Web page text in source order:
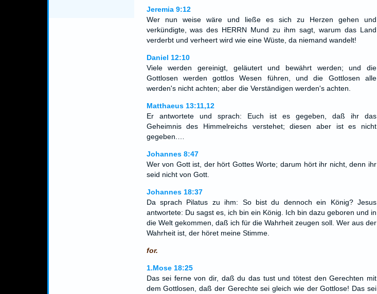
Jeremia 9:12
Wer nun weise wäre und ließe es sich zu Herzen gehen und
verkündigte, was des HERRN Mund zu ihm sagt, warum das Land
verderbt und verheert wird wie eine Wüste, da niemand wandelt!
Daniel 12:10
Viele werden gereinigt, geläutert und bewährt werden; und die
Gottlosen werden gottlos Wesen führen, und die Gottlosen alle
werden's nicht achten; aber die Verständigen werden's achten.
Matthaeus 13:11,12
Er antwortete und sprach: Euch ist es gegeben, daß ihr das
Geheimnis des Himmelreichs verstehet; diesen aber ist es nicht
gegeben.…
Johannes 8:47
Wer von Gott ist, der hört Gottes Worte; darum hört ihr nicht, denn ihr
seid nicht von Gott.
Johannes 18:37
Da sprach Pilatus zu ihm: So bist du dennoch ein König? Jesus
antwortete: Du sagst es, ich bin ein König. Ich bin dazu geboren und in
die Welt gekommen, daß ich für die Wahrheit zeugen soll. Wer aus der
Wahrheit ist, der höret meine Stimme.
for.
1.Mose 18:25
Das sei ferne von dir, daß du das tust und tötest den Gerechten mit
dem Gottlosen, daß der Gerechte sei gleich wie der Gottlose! Das sei